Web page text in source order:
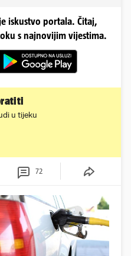
iskustvo portala. Čitaj,
s najnovijim vijestima.
u tijeku
72